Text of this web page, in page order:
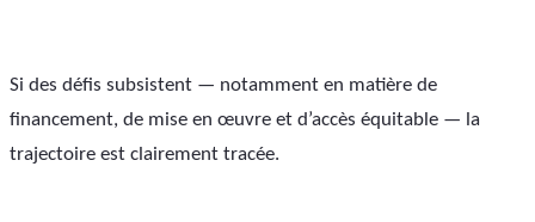
Si des défis subsistent — notamment en matière de
financement, de mise en œuvre et d’accès équitable — la
trajectoire est clairement tracée.